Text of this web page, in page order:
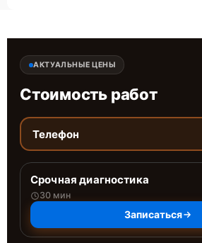
АКТУАЛЬНЫЕ ЦЕНЫ
Стоимость работ
Телефон
Срочная диагностика
30 мин
Записаться